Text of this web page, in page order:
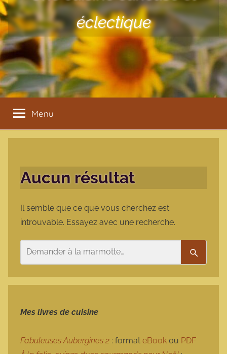
éclectique
Menu
Aucun résultat
Il semble que ce que vous cherchez est
introuvable. Essayez avec une recherche.
Mes livres de cuisine
Fabuleuses Aubergines 2 : format eBook ou PDF